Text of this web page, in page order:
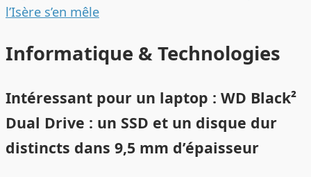
l’Isère s’en mêle
Informatique & Technologies
Intéressant pour un laptop : WD Black²
Dual Drive : un SSD et un disque dur
distincts dans 9,5 mm d’épaisseur